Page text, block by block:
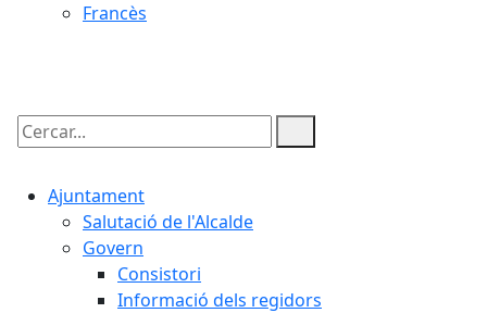
Francès
Cercar:
Ajuntament
Salutació de l'Alcalde
Govern
Consistori
Informació dels regidors